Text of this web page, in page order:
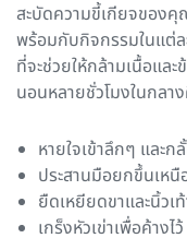
สะบัดความขี้เกียจของคุ
พร้อมกับกิจกรรมในแต่ล
ที่จะช่วยให้กล้ามเนื้อแล
นอนหลายชั่วโมงในกลา
หายใจเข้าลึกๆ และก
ประสานมือยกขึ้นเหนื
ยืดเหยียดขาและนิ้วเ
เกร็งหัวเข่าเพื่อค้าง